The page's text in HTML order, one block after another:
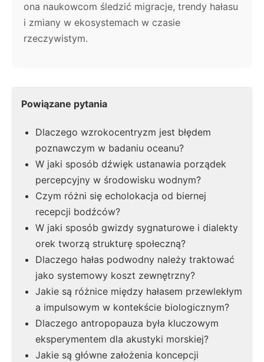
ona naukowcom śledzić migracje, trendy hałasu
i zmiany w ekosystemach w czasie
rzeczywistym.
Powiązane pytania
Dlaczego wzrokocentryzm jest błędem
poznawczym w badaniu oceanu?
W jaki sposób dźwięk ustanawia porządek
percepcyjny w środowisku wodnym?
Czym różni się echolokacja od biernej
recepcji bodźców?
W jaki sposób gwizdy sygnaturowe i dialekty
orek tworzą strukturę społeczną?
Dlaczego hałas podwodny należy traktować
jako systemowy koszt zewnętrzny?
Jakie są różnice między hałasem przewlekłym
a impulsowym w kontekście biologicznym?
Dlaczego antropopauza była kluczowym
eksperymentem dla akustyki morskiej?
Jakie są główne założenia koncepcji